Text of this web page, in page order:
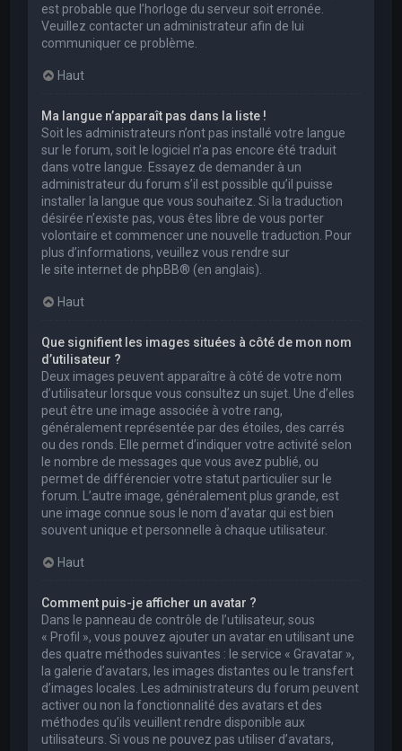
est probable que l’horloge du serveur soit erronée.
Veuillez contacter un administrateur afin de lui
communiquer ce problème.
Haut
Ma langue n’apparaît pas dans la liste !
Soit les administrateurs n’ont pas installé votre langue
sur le forum, soit le logiciel n’a pas encore été traduit
dans votre langue. Essayez de demander à un
administrateur du forum s’il est possible qu’il puisse
installer la langue que vous souhaitez. Si la traduction
désirée n’existe pas, vous êtes libre de vous porter
volontaire et commencer une nouvelle traduction. Pour
plus d’informations, veuillez vous rendre sur
le site internet de phpBB® (en anglais).
Haut
Que signifient les images situées à côté de mon nom
d’utilisateur ?
Deux images peuvent apparaître à côté de votre nom
d’utilisateur lorsque vous consultez un sujet. Une d’elles
peut être une image associée à votre rang,
généralement représentée par des étoiles, des carrés
ou des ronds. Elle permet d’indiquer votre activité selon
le nombre de messages que vous avez publié, ou
permet de différencier votre statut particulier sur le
forum. L’autre image, généralement plus grande, est
une image connue sous le nom d’avatar qui est bien
souvent unique et personnelle à chaque utilisateur.
Haut
Comment puis-je afficher un avatar ?
Dans le panneau de contrôle de l’utilisateur, sous
« Profil », vous pouvez ajouter un avatar en utilisant une
des quatre méthodes suivantes : le service « Gravatar »,
la galerie d’avatars, les images distantes ou le transfert
d’images locales. Les administrateurs du forum peuvent
activer ou non la fonctionnalité des avatars et des
méthodes qu’ils veuillent rendre disponible aux
utilisateurs. Si vous ne pouvez pas utiliser d’avatars,